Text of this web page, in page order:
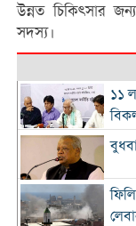
উন্নত চি‌কিৎসার
সদস্য।
১১